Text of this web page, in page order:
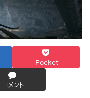
Pocket
コメント